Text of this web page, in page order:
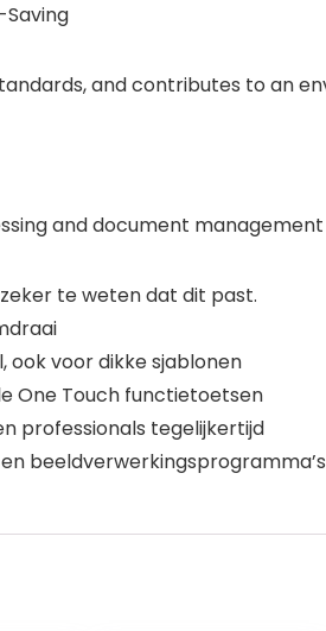
standards, and contributes to
and document
te weten dat dit past.
voor dikke sjablonen
One Touch functietoetsen
professionals tegelijkertijd
beeldverwerkingsprogramma’s